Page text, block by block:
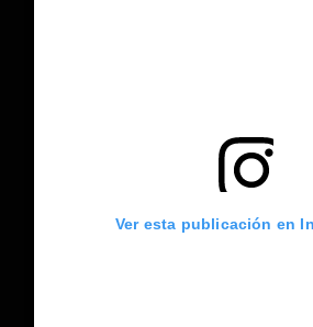
Ver esta publicación en